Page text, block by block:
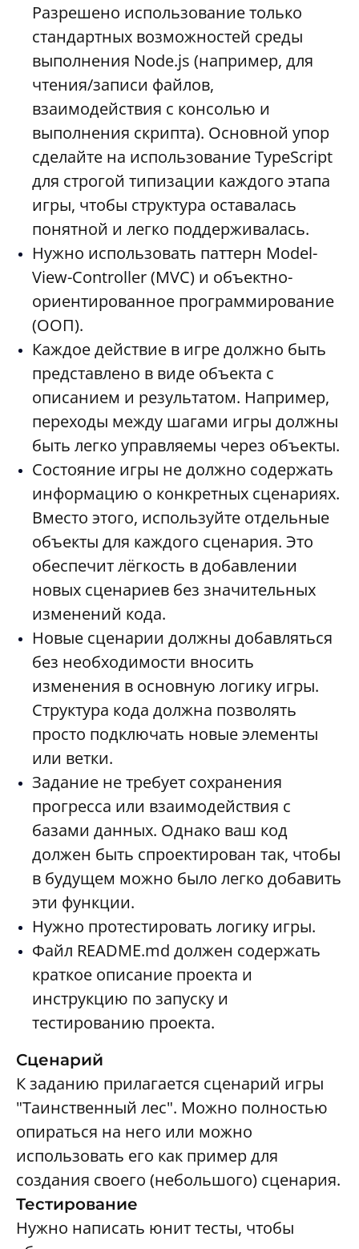
Разрешено использование только
стандартных возможностей среды
выполнения Node.js (например, для
чтения/записи файлов,
взаимодействия с консолью и
выполнения скрипта). Основной упор
сделайте на использование TypeScript
для строгой типизации каждого этапа
игры, чтобы структура оставалась
понятной и легко поддерживалась.
Нужно использовать паттерн Model-
View-Controller (MVC) и объектно-
ориентированное программирование
(ООП).
Каждое действие в игре должно быть
представлено в виде объекта с
описанием и результатом. Например,
переходы между шагами игры должны
быть легко управляемы через объекты.
Состояние игры не должно содержать
информацию о конкретных сценариях.
Вместо этого, используйте отдельные
объекты для каждого сценария. Это
обеспечит лёгкость в добавлении
новых сценариев без значительных
изменений кода.
Новые сценарии должны добавляться
без необходимости вносить
изменения в основную логику игры.
Структура кода должна позволять
просто подключать новые элементы
или ветки.
Задание не требует сохранения
прогресса или взаимодействия с
базами данных. Однако ваш код
должен быть спроектирован так, чтобы
в будущем можно было легко добавить
эти функции.
Нужно протестировать логику игры.
Файл README.md должен содержать
краткое описание проекта и
инструкцию по запуску и
тестированию проекта.
Сценарий
К заданию прилагается сценарий игры
"Таинственный лес". Можно полностью
опираться на него или можно
использовать его как пример для
создания своего (небольшого) сценария.
Тестирование
Нужно написать юнит тесты, чтобы